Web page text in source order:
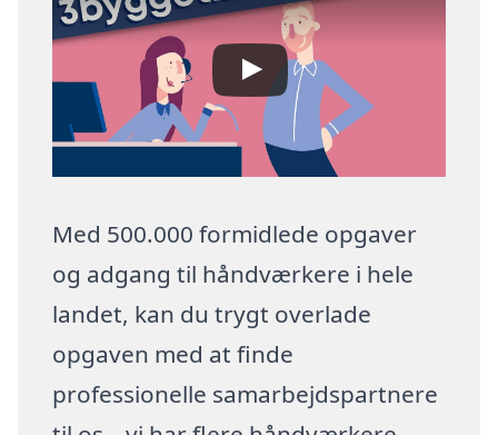
Med 500.000 formidlede opgaver
og adgang til håndværkere i hele
landet, kan du trygt overlade
opgaven med at finde
professionelle samarbejdspartnere